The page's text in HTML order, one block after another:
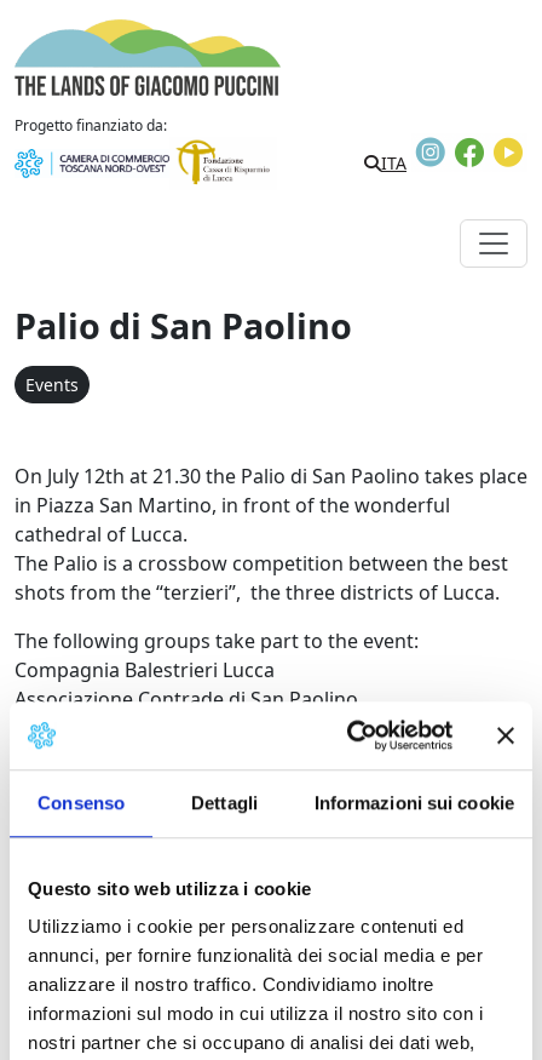
Consenso Dettagli Informazioni sui cookie
Questo sito web utilizza i cookie
Utilizziamo i cookie per personalizzare contenuti ed
annunci, per fornire funzionalità dei social media e per
analizzare il nostro traffico. Condividiamo inoltre
informazioni sul modo in cui utilizza il nostro sito con i
nostri partner che si occupano di analisi dei dati web,
Skip to content
Progetto finanziato da:
ITA
Instagram
Palio di San Paolino
Events
On July 12th at 21.30 the Palio di San Paolino takes place
in Piazza San Martino, in front of the wonderful
cathedral of Lucca.
The Palio is a crossbow competition between the best
shots from the “terzieri”, the three districts of Lucca.
The following groups take part to the event:
Compagnia Balestrieri Lucca
Associazione Contrade di San Paolino
Gruppo Sbandieratori e Musici della Compagnia
Balestrieri Lucca
Lucca
Information:
District:
Piana di Lucca